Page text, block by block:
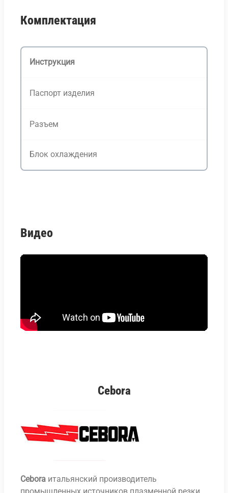
Комплектация
Инструкция
Паспорт изделия
Разъем
Блок охлаждения
Видео
Cebora
Cebora итальянский производитель